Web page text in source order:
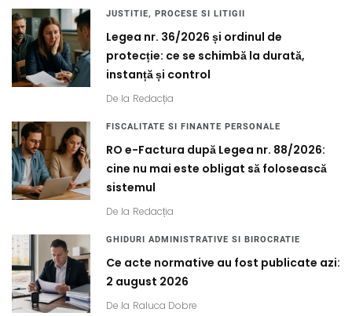
JUSTITIE, PROCESE SI LITIGII
Legea nr. 36/2026 și ordinul de
protecție: ce se schimbă la durată,
instanță și control
De la Redacția
FISCALITATE SI FINANTE PERSONALE
RO e-Factura după Legea nr. 88/2026:
cine nu mai este obligat să folosească
sistemul
De la Redacția
GHIDURI ADMINISTRATIVE SI BIROCRATIE
Ce acte normative au fost publicate azi:
2 august 2026
De la Raluca Dobre